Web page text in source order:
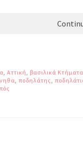
, Αττική, βασιλικά Κτήματα
, ποδηλάτης,